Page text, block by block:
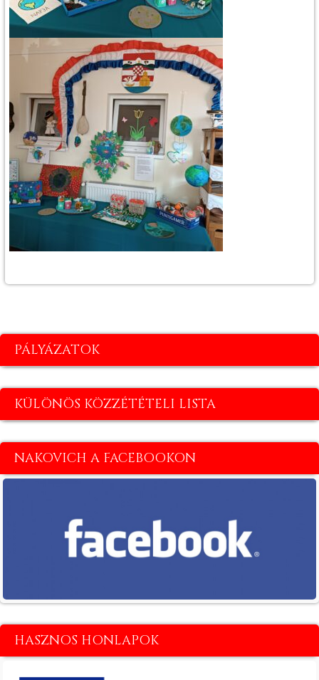
PÁLYÁZATOK
KÜLÖNÖS KÖZZÉTÉTELI LISTA
NAKOVICH A FACEBOOKON
HASZNOS HONLAPOK